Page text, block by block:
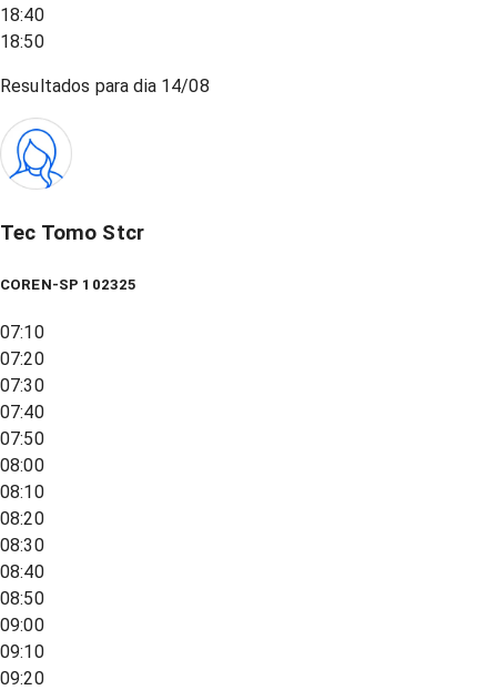
18:40
18:50
Resultados para dia 14/08
Tec Tomo Stcr
COREN-SP 102325
07:10
07:20
07:30
07:40
07:50
08:00
08:10
08:20
08:30
08:40
08:50
09:00
09:10
09:20